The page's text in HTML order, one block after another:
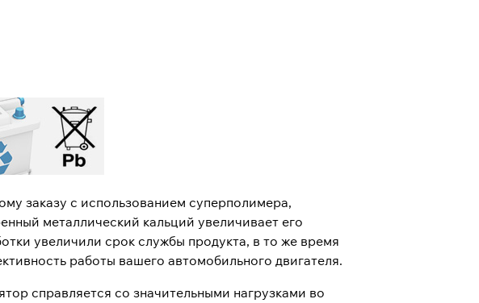
заказу с использованием суперполимера,
металлический кальций увеличивает его
увеличили срок службы продукта, в то же время
работы вашего автомобильного двигателя.
справляется со значительными нагрузками во